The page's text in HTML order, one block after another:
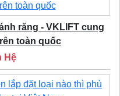
răng - VKLIFT cung
toàn quốc
Hệ